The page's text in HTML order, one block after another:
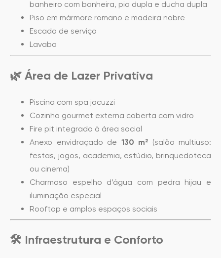
banheiro com banheira, pia dupla e ducha dupla
Piso em mármore romano e madeira nobre
Escada de serviço
Lavabo
🌿 Área de Lazer Privativa
Piscina com spa jacuzzi
Cozinha gourmet externa coberta com vidro
Fire pit integrado à área social
Anexo envidraçado de 130 m² (salão multiuso:
festas, jogos, academia, estúdio, brinquedoteca
ou cinema)
Charmoso espelho d’água com pedra hijau e
iluminação especial
Rooftop e amplos espaços sociais
🛠️ Infraestrutura e Conforto